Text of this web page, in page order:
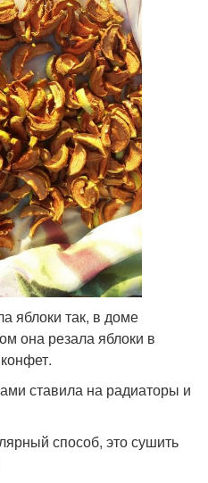
яблоки так, в доме
она резала яблоки в
ставила на радиаторы и
способ, это сушить